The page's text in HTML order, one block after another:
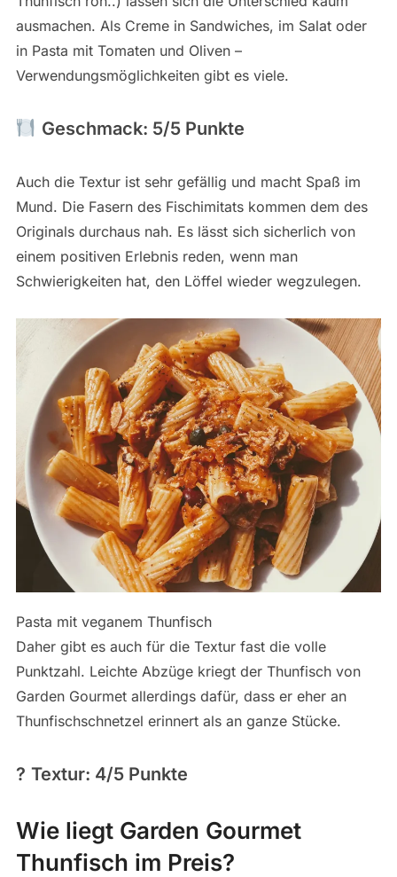
ausmachen. Als Creme in Sandwiches, im Salat oder
in Pasta mit Tomaten und Oliven –
Verwendungsmöglichkeiten gibt es viele.
Geschmack: 5/5 Punkte
Auch die Textur ist sehr gefällig und macht Spaß im
Mund. Die Fasern des Fischimitats kommen dem des
Originals durchaus nah. Es lässt sich sicherlich von
einem positiven Erlebnis reden, wenn man
Schwierigkeiten hat, den Löffel wieder wegzulegen.
Pasta mit veganem Thunfisch
Daher gibt es auch für die Textur fast die volle
Punktzahl. Leichte Abzüge kriegt der Thunfisch von
Garden Gourmet allerdings dafür, dass er eher an
Thunfischschnetzel erinnert als an ganze Stücke.
? Textur: 4/5 Punkte
Wie liegt Garden Gourmet
Thunfisch im Preis?